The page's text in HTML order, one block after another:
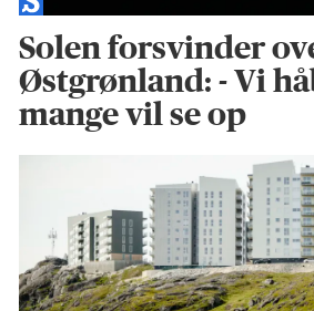
Solen forsvinder
Østgrønland: - Vi
mange vil se op